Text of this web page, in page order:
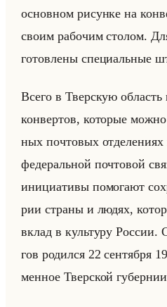
ос­нов­ном ри­сун­ке на
своим ра­бо­чим сто­лом.
го­тов­ле­ны спе­ци­альные
Всего в Твер­скую
кон­вер­тов, ко­то­рые
ных поч­то­вых
фе­де­ральной поч­то­вой
ини­ци­ати­вы по­мо­га­ют
рии стра­ны и людях,
вклад в культу­ру
гов ро­дил­ся 22 сен­тяб­ря
мен­ное Твер­ской